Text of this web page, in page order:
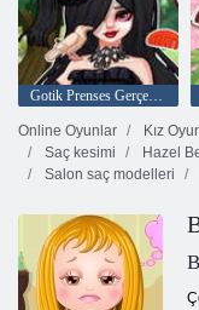
Gotik Prenses Gerçek Saç Kesimi
Online Oyunlar
Kız
Saç kesimi
Hazel
Salon saç modelleri